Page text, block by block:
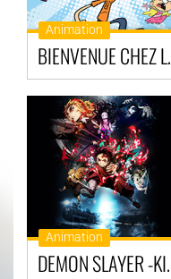
Animation
Animation
DEMON SLAYER